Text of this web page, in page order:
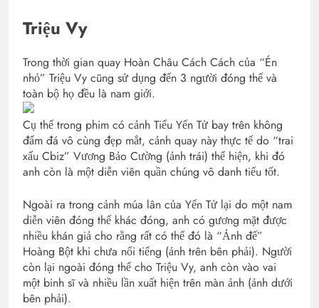
Triệu Vy
Trong thời gian quay Hoàn Châu Cách Cách của “Én
nhỏ” Triệu Vy cũng sử dụng đến 3 người đóng thế và
toàn bộ họ đều là nam giới.
Cụ thể trong phim có cảnh Tiểu Yến Tử bay trên không
đấm đá vô cùng đẹp mắt, cảnh quay này thực tế do “trai
xấu Cbiz” Vương Bảo Cường (ảnh trái) thể hiện, khi đó
anh còn là một diễn viên quần chúng vô danh tiểu tốt.
Ngoài ra trong cảnh múa lân của Yến Tử lại do một nam
diễn viên đóng thế khác đóng, anh có gương mặt được
nhiều khán giả cho rằng rất có thể đó là “Ảnh đế”
Hoàng Bột khi chưa nổi tiếng (ảnh trên bên phải). Người
còn lại ngoài đóng thế cho Triệu Vy, anh còn vào vai
một binh sĩ và nhiều lần xuất hiện trên màn ảnh (ảnh dưới
bên phải).